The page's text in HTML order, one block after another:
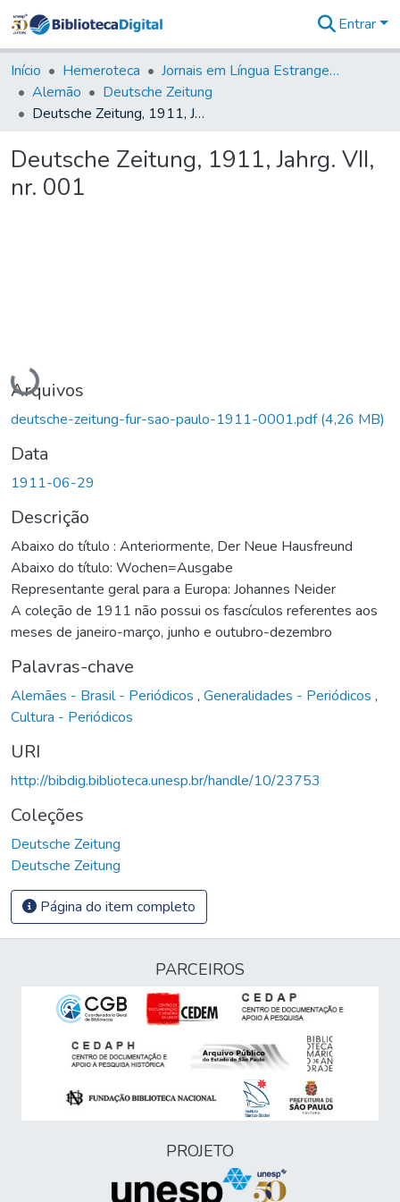
&
Coleções
Tudo na
Biblioteca
Estatísticas
Entrar
Início Hemeroteca
Jornais em Língua Estrangeira
Alemão
Deutsche Zeitung
Deutsche Zeitung, 1911, Jahrg. VII, nr. 001
Deutsche Zeitung, 1911, Jahrg. VII,
nr. 001
Carregando...
Arquivos
deutsche-zeitung-fur-sao-paulo-1911-0001.pdf(4,26 MB)
Data
1911-06-29
Descrição
Abaixo do título : Anteriormente, Der Neue Hausfreund
Abaixo do título: Wochen=Ausgabe
Representante geral para a Europa: Johannes Neider
A coleção de 1911 não possui os fascículos referentes aos
meses de janeiro-março, junho e outubro-dezembro
Palavras-chave
Alemães - Brasil - Periódicos , Generalidades - Periódicos ,
Cultura - Periódicos
URI
http://bibdig.biblioteca.unesp.br/handle/10/23753
Coleções
Deutsche Zeitung
Deutsche Zeitung
Página do item completo
PARCEIROS
PROJETO